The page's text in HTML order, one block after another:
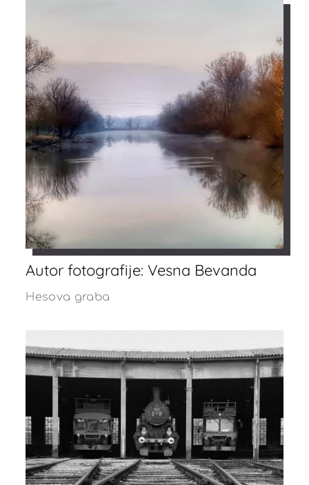
Autor fotografije: Vesna Bevanda
Hesova graba